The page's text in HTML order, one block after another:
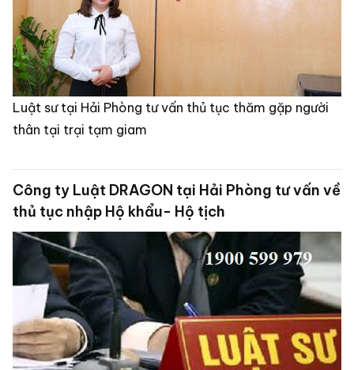
Luật sư tại Hải Phòng tư vấn thủ tục thăm gặp người
thân tại trại tạm giam
Công ty Luật DRAGON tại Hải Phòng tư vấn về
thủ tục nhập Hộ khẩu- Hộ tịch